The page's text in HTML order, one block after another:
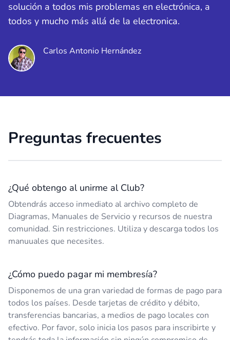
solución a todos mis problemas en electrónica, a
todos y mucho más allá de la electronica.
Carlos Antonio Hernández
Preguntas frecuentes
¿Qué obtengo al unirme al Club?
Obtendrás acceso inmediato al archivo completo de
Diagramas, Manuales de Servicio y recursos de nuestra
comunidad. Sin restricciones. Utiliza y descarga todos los
manuuales que necesites.
¿Cómo puedo pagar mi membresía?
Disponemos de una gran variedad de formas de pago para
todos los países. Desde tarjetas de crédito y débito,
transferencias bancarias, a medios de pago locales con
efectivo. Por favor, solo inicia los pasos para inscribirte y